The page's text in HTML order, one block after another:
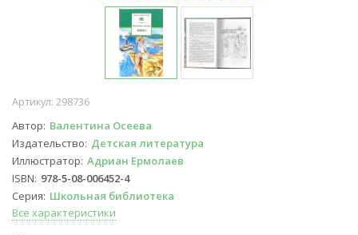
Артикул: 298736
Автор Валентина Осеева
Издательство Детская литература
Иллюстратор Адриан Ермолаев
ISBN 978-5-08-006452-4
Серия Школьная библиотека
Все характеристики